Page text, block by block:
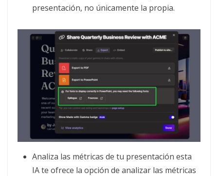
presentación, no únicamente la propia.
Analiza las métricas de tu presentación esta
IA te ofrece la opción de analizar las métricas